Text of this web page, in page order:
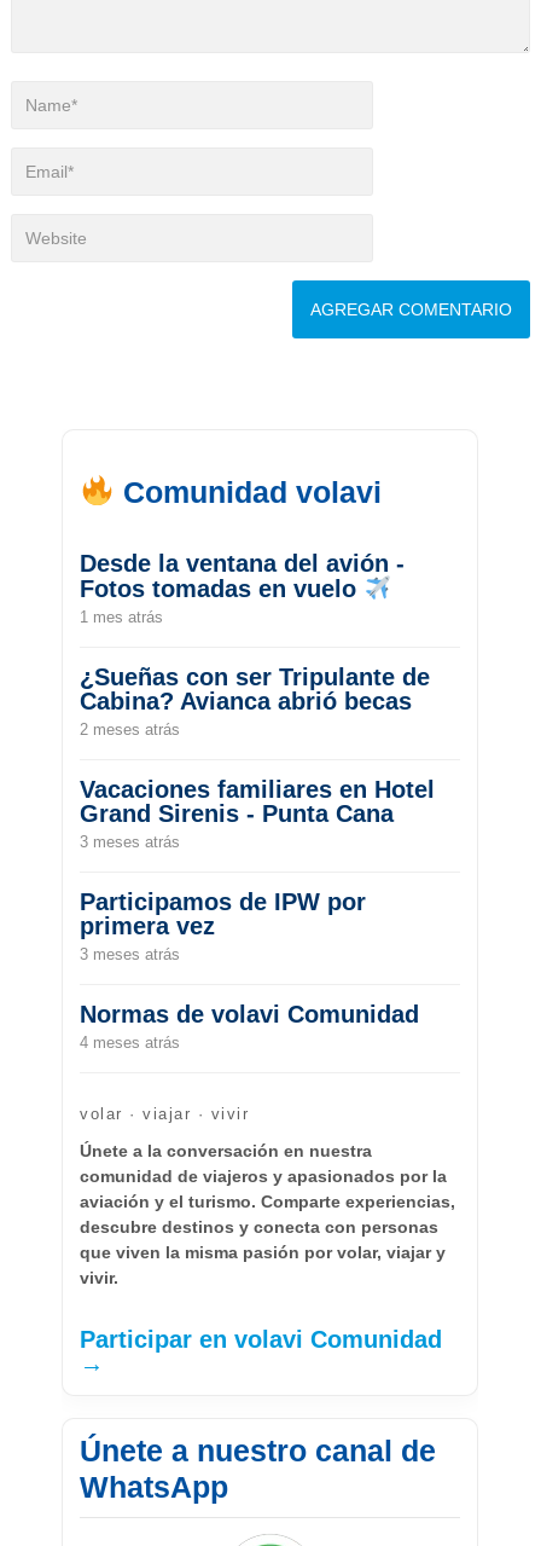
Comunidad volavi
Desde la ventana del avión -
Fotos tomadas en vuelo
1 mes atrás
¿Sueñas con ser Tripulante de
Cabina? Avianca abrió becas
2 meses atrás
Vacaciones familiares en Hotel
Grand Sirenis - Punta Cana
3 meses atrás
Participamos de IPW por
primera vez
3 meses atrás
Normas de volavi Comunidad
4 meses atrás
volar · viajar · vivir
Únete a la conversación en nuestra
comunidad de viajeros y apasionados por la
aviación y el turismo. Comparte experiencias,
descubre destinos y conecta con personas
que viven la misma pasión por volar, viajar y
vivir.
Participar en volavi Comunidad
→
Únete a nuestro canal de
WhatsApp